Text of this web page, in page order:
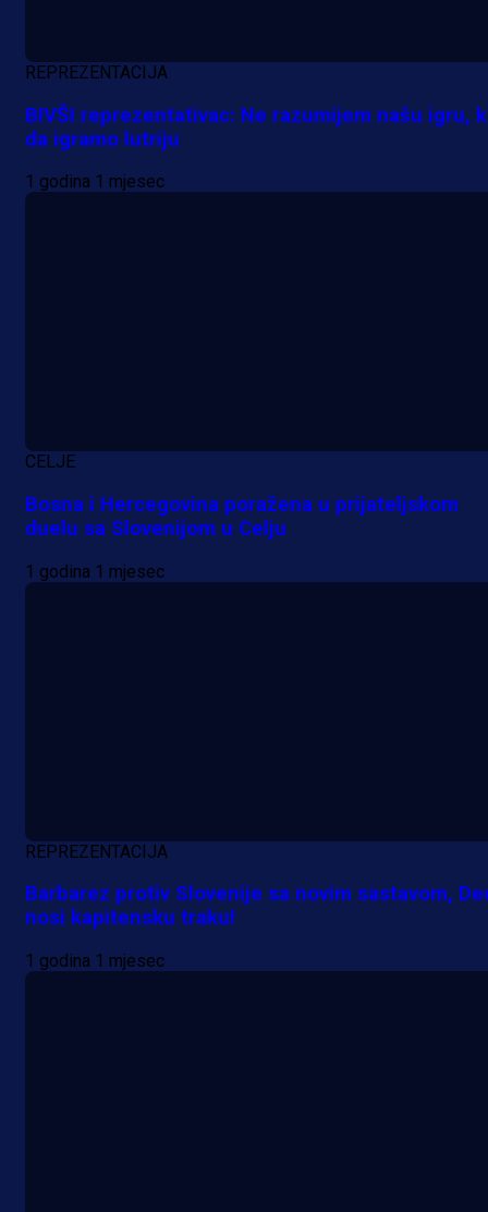
REPREZENTACIJA
BIVŠI reprezentativac: Ne razumijem našu igru,
da igramo lutriju
1 godina 1 mjesec
CELJE
Bosna i Hercegovina poražena u prijateljskom
duelu sa Slovenijom u Celju
1 godina 1 mjesec
REPREZENTACIJA
Barbarez protiv Slovenije sa novim sastavom,
nosi kapitensku traku!
1 godina 1 mjesec